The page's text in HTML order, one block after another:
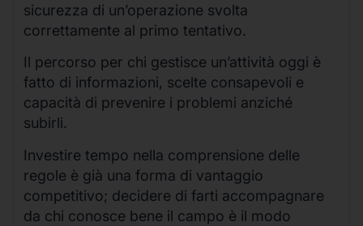
sicurezza di un’operazione svolta
correttamente al primo tentativo.
Il percorso per chi gestisce un’attività oggi è
fatto di informazioni, scelte consapevoli e
capacità di prevenire i problemi anziché
subirli.
Investire tempo nella comprensione delle
regole è già una forma di vantaggio
competitivo; decidere di farti accompagnare
da chi conosce bene il campo è il modo